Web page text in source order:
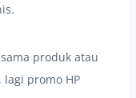
produk atau
promo HP